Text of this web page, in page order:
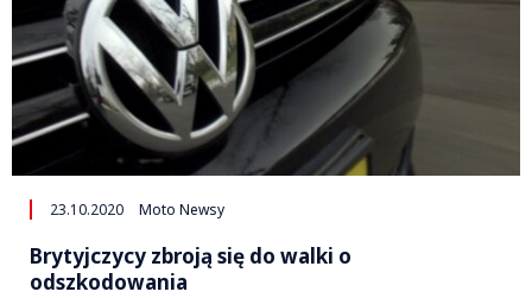
23.10.2020 Moto Newsy
Brytyjczycy zbroją się do walki o
odszkodowania